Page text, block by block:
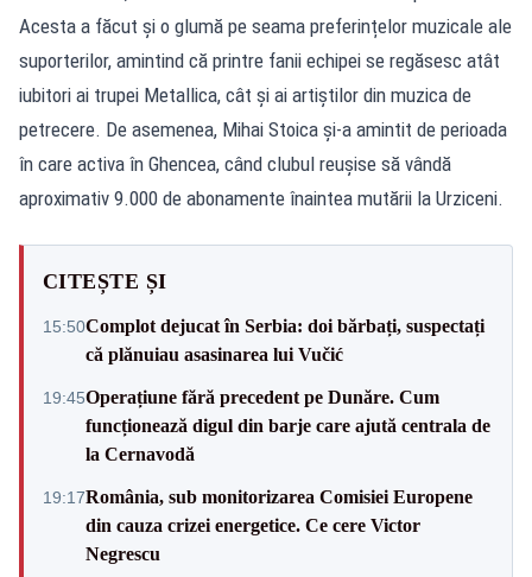
Acesta a făcut și o glumă pe seama preferințelor muzicale ale
suporterilor, amintind că printre fanii echipei se regăsesc atât
iubitori ai trupei Metallica, cât și ai artiștilor din muzica de
petrecere. De asemenea, Mihai Stoica și-a amintit de perioada
în care activa în Ghencea, când clubul reușise să vândă
aproximativ 9.000 de abonamente înaintea mutării la Urziceni.
CITEȘTE ȘI
15:50Complot dejucat în Serbia: doi bărbați, suspectați
că plănuiau asasinarea lui Vučić
19:45Operațiune fără precedent pe Dunăre. Cum
funcționează digul din barje care ajută centrala de
la Cernavodă
19:17România, sub monitorizarea Comisiei Europene
din cauza crizei energetice. Ce cere Victor
Negrescu